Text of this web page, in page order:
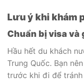
Lưu ý khi khám
Chuẩn bị visa và
Hầu hết du khách
Trung Quốc. Bạn
trước khi đi để tránh